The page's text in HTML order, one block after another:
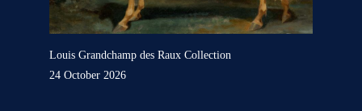
Louis Grandchamp des Raux Collection
24 October 2026